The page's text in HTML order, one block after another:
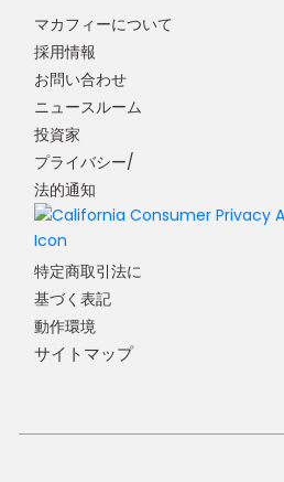
マカフィーについて
採用情報
お問い合わせ
ニュースルーム
投資家
プライバシー/
法的通知
特定商取引法に
基づく表記
動作環境
サイトマップ